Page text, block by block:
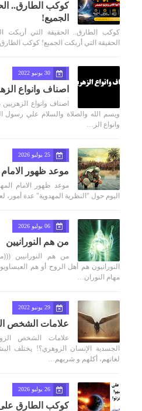
كوكب الطارق..
الجميع!
كوكب الطارق.. الحقيقة التي أربكت
الحقيقة التي أربكت الجميع! كوكب الطارق
30 يونيو 2022
اصناف وانواع
اصناف وانواع
ويسم الله والصلاة والسلام علي رسول
وانواع الز…
25 يوليو 2026
موعد ظهور
موعد ظهور الامام
اليوم حول "النظرية المهدوية" عدة أمور،
06 يوليو 2026
من هم النورانيين
من هم النورانيين
النورانيون هم أهل الروح أو هم
مهام النوران…
29 يونيو 2022
علامات الشخص
علامات الشخص
الجسدية الإنسان الزوهري؟! يختلف
لغاتهم، أكلهم و شربهم…
26 يوليو 2026
كوكب الطارق على